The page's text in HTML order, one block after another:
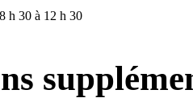
h 30 à 12 h 30